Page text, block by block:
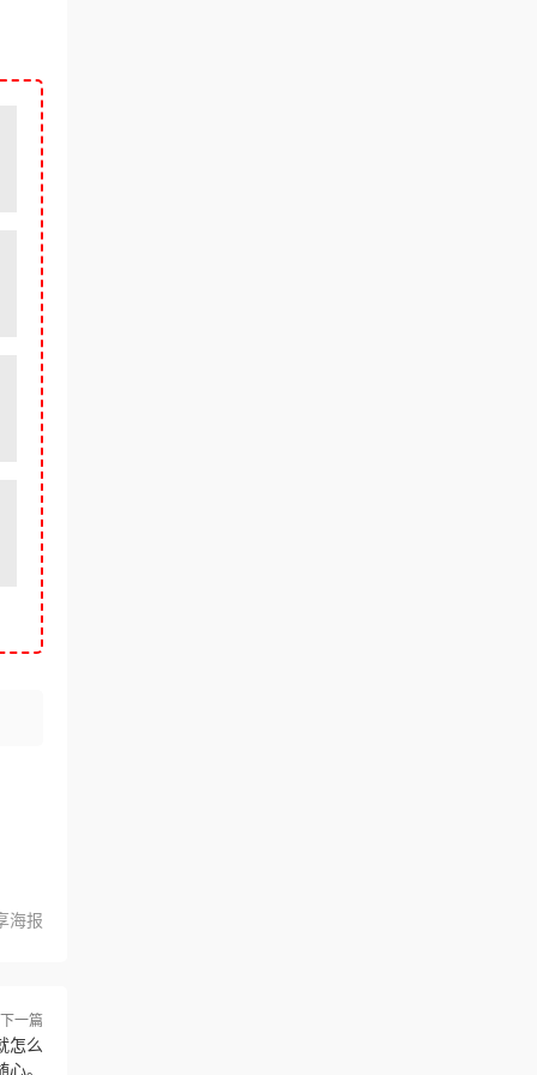
海报
下一篇
怎么
。